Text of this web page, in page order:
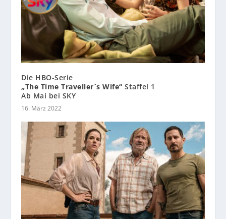
Die HBO-Serie
„The Time Traveller´s Wife“Staffel 1
Ab Mai bei SKY
16. März 2022